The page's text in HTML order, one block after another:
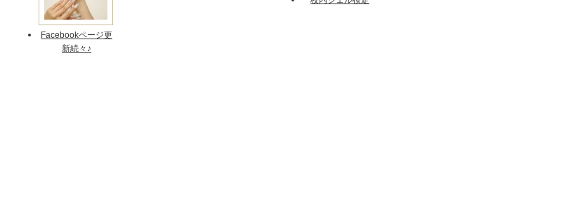
Facebookページ更
新続々♪